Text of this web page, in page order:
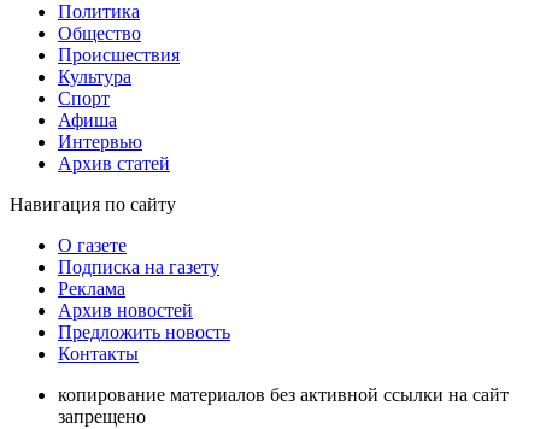
Политика
Общество
Проиcшествия
Культура
Спорт
Афиша
Интервью
Архив статей
Навигация по сайту
О газете
Подписка на газету
Реклама
Архив новостей
Предложить новость
Контакты
копирование материалов без активной ссылки на сайт
запрещено